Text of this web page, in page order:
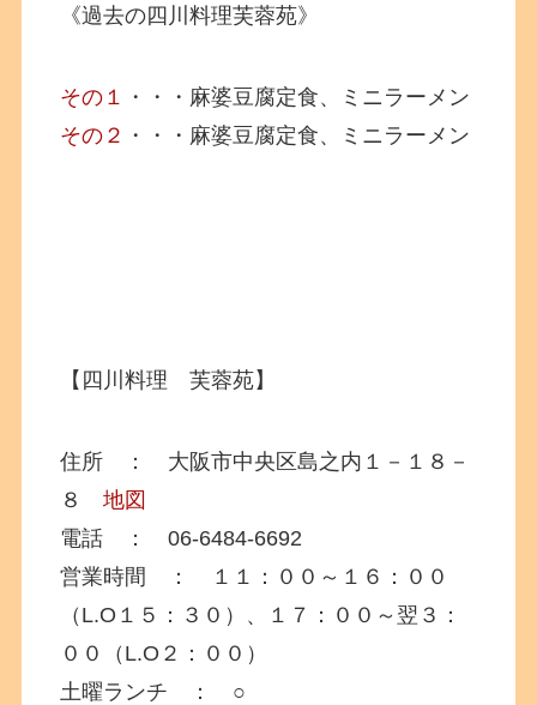
《過去の四川料理芙蓉苑》
その１ ・・・麻婆豆腐定食、ミニラーメン
その２ ・・・麻婆豆腐定食、ミニラーメン
【四川料理 芙蓉苑】
住所 ： 大阪市中央区島之内１－１８－
８地図
電話 ： 06-6484-6692
営業時間 ： １１：００～１６：００
（L.O１５：３０）、１７：００～翌３：
００（L.O２：００）
土曜ランチ ： ○